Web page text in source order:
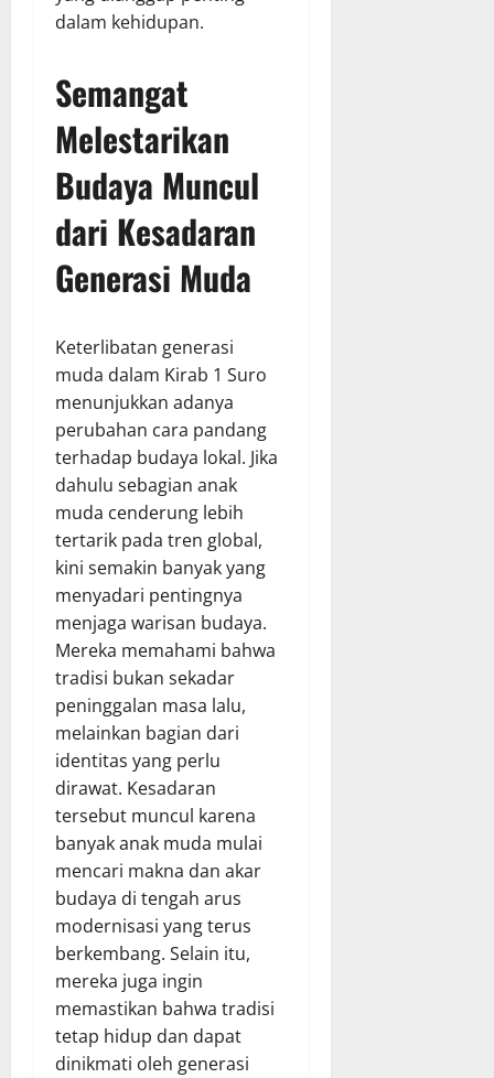
dalam kehidupan.
Semangat
Melestarikan
Budaya Muncul
dari Kesadaran
Generasi Muda
Keterlibatan generasi
muda dalam Kirab 1 Suro
menunjukkan adanya
perubahan cara pandang
terhadap budaya lokal. Jika
dahulu sebagian anak
muda cenderung lebih
tertarik pada tren global,
kini semakin banyak yang
menyadari pentingnya
menjaga warisan budaya.
Mereka memahami bahwa
tradisi bukan sekadar
peninggalan masa lalu,
melainkan bagian dari
identitas yang perlu
dirawat. Kesadaran
tersebut muncul karena
banyak anak muda mulai
mencari makna dan akar
budaya di tengah arus
modernisasi yang terus
berkembang. Selain itu,
mereka juga ingin
memastikan bahwa tradisi
tetap hidup dan dapat
dinikmati oleh generasi